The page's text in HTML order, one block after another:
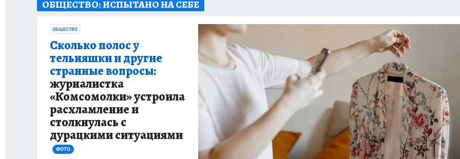
ИСПЫТАНО НА СЕБЕ
ОБЩЕСТВО: ИСПЫТАНО НА СЕБЕ
ОБЩЕСТВО
Сколько полос у
тельняшки и другие
странные вопросы:
журналистка
«Комсомолки» устроила
расхламление и
столкнулась с
дурацкими ситуациями
ФОТО